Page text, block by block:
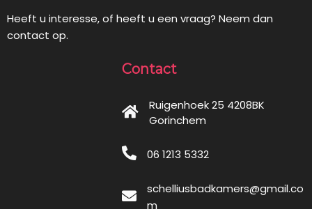
Heeft u interesse, of heeft u een vraag? Neem dan
contact op.
Contact
Ruigenhoek 25 4208BK
Gorinchem
06 1213 5332
schelliusbadkamers@gmail.co
m